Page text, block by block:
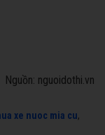
Nguồn: nguoidothi.vn
xe nuoc mia cu,